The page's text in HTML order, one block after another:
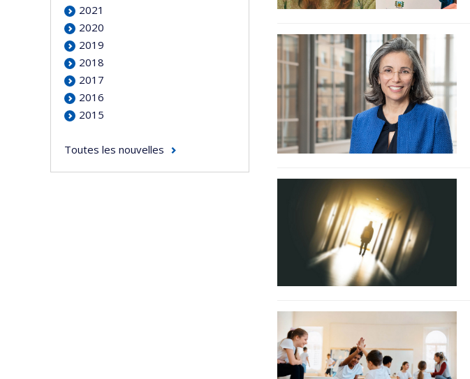
2021
2020
2019
2018
2017
2016
2015
Toutes les nouvelles